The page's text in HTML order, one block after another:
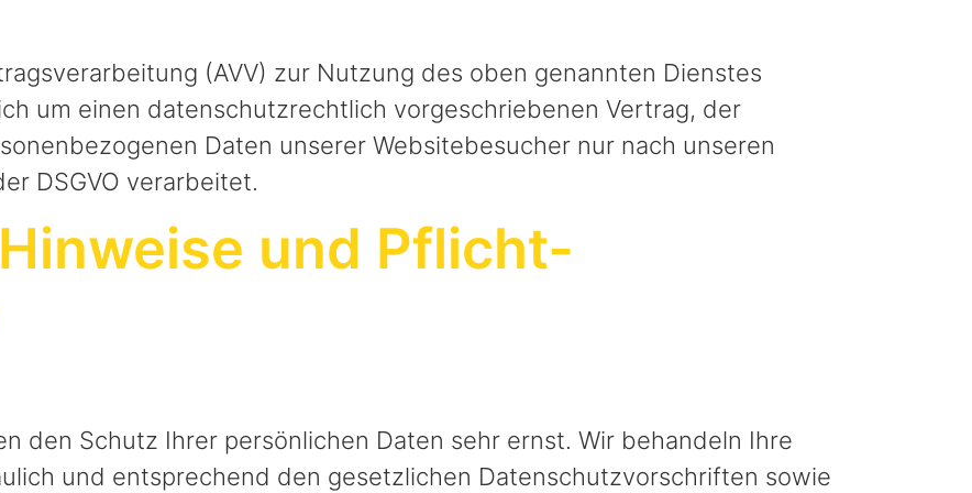
(AVV) zur Nutzung des oben genannten Dienstes
um einen datenschutzrechtlich vorgeschriebenen Vertrag, der
Daten unserer Websitebesucher nur nach unseren
DSGVO verarbeitet.
und Pflicht­
den Schutz Ihrer persönlichen Daten sehr ernst. Wir behandeln Ihre
und entsprechend den gesetzlichen Datenschutzvorschriften sowie